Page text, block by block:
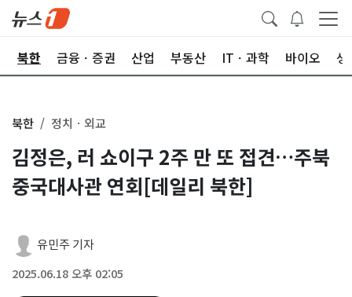
북한 금융ㆍ증권 산업 부동산 ITㆍ과학 바이오 생
북한 정치ㆍ외교
김정은, 러 쇼이구 2주 만 또 접견…주북
중국대사관 연회[데일리 북한]
유민주 기자
2025.06.18 오후 02:05